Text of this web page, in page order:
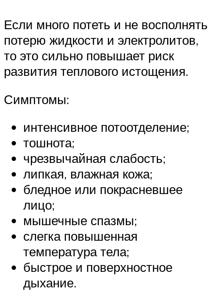
Если много потеть и не восполнять
потерю жидкости и электролитов,
то это сильно повышает риск
развития теплового истощения.
Симптомы:
интенсивное потоотделение;
тошнота;
чрезвычайная слабость;
липкая, влажная кожа;
бледное или покрасневшее
лицо;
мышечные спазмы;
слегка повышенная
температура тела;
быстрое и поверхностное
дыхание.